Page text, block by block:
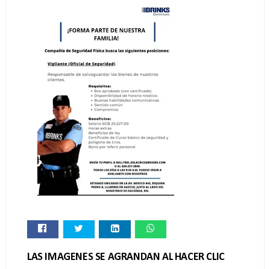
LAS IMAGENES SE AGRANDAN AL HACER CLIC